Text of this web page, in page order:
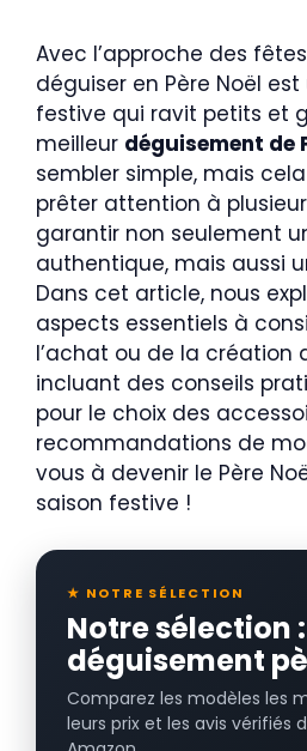
Avec l’approche des
déguiser en Père Noël
festive qui ravit petits et
meilleur déguisement de
sembler simple, mais
prêter attention à
garantir non seulement
authentique, mais aussi
Dans cet article, nous
aspects essentiels à
l’achat ou de la création
incluant des conseils
pour le choix des
recommandations de
vous à devenir le Père
saison festive !
★ NOTRE SÉLECTION
Notre sélection
déguisement
Comparez les modèles les
leurs prix et les avis vérifiés